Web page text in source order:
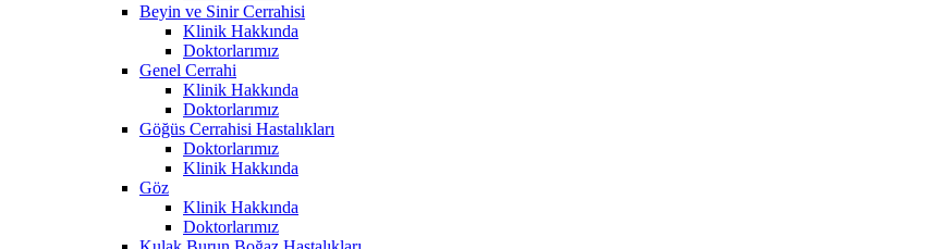
Beyin ve Sinir Cerrahisi
Klinik Hakkında
Doktorlarımız
Genel Cerrahi
Klinik Hakkında
Doktorlarımız
Göğüs Cerrahisi Hastalıkları
Doktorlarımız
Klinik Hakkında
Göz
Klinik Hakkında
Doktorlarımız